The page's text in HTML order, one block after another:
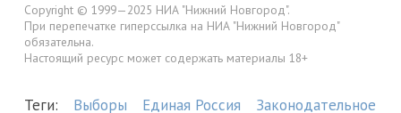
Copyright © 1999—2025 НИА "Нижний Новгород".
При перепечатке гиперссылка на НИА "Нижний Новгород"
обязательна.
Настоящий ресурс может содержать материалы 18+
Теги: Выборы Единая Россия
Законодательное